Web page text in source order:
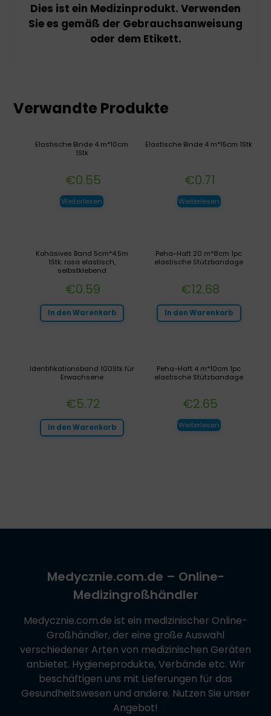
Dies ist ein Medizinprodukt. Verwenden
Sie es gemäß der Gebrauchsanweisung
oder dem Etikett.
Verwandte Produkte
Elastische Binde 4 m*15cm 1Stk
€0.71
Weiterlesen
Elastische Binde 4 m*10cm
1Stk
€0.55
Weiterlesen
Peha-Haft 20 m*8cm 1pc
elastische Stützbandage
€12.68
In den Warenkorb
Kohäsives Band 5cm*4.5m
1Stk. rosa elastisch,
selbstklebend
€0.59
In den Warenkorb
Peha-Haft 4 m*10cm 1pc
elastische Stützbandage
€2.65
Weiterlesen
Identifikationsband 100Stk für
Erwachsene
€5.72
In den Warenkorb
Medycznie.com.de – Online-
Medizingroßhändler
Medycznie.com.de ist ein medizinischer Online-
Großhändler, der eine große Auswahl
verschiedener Arten von medizinischen Geräten
anbietet. Hygieneprodukte, Verbände etc. Wir
beschäftigen uns mit Lieferungen für das
Gesundheitswesen und andere. Nutzen Sie unser
Angebot!